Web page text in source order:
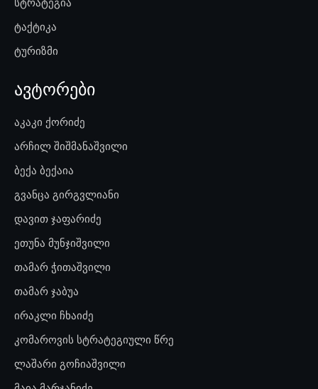
ტაქტიკა
ტურიზმი
ავტორები
აკაკი ქორიძე
არჩილ შიშმანაშვილი
ბექა ბექაია
გვანცა გირგვლიანი
დავით ჯაფარიძე
ეთუნა მუნჯიშვილი
თამარ ჭითაშვილი
თამარ ჯაბუა
ირაკლი ჩხაიძე
კომაროვის სტრატეგიული წრე
ლაშარი გოჩიაშვილი